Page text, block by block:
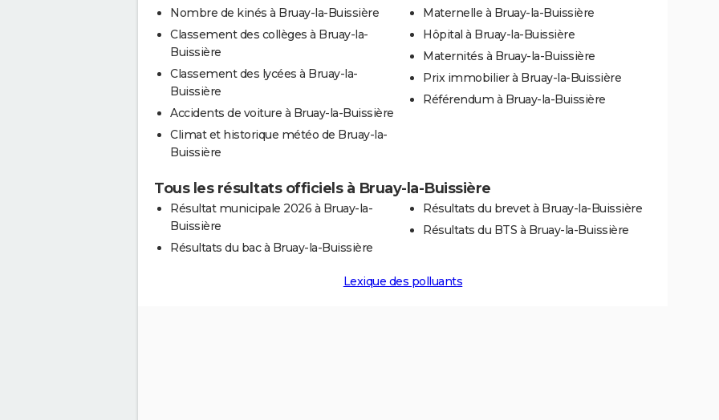
Nombre de kinés à Bruay-la-Buissière
Classement des collèges à Bruay-la-
Buissière
Classement des lycées à Bruay-la-
Buissière
Accidents de voiture à Bruay-la-Buissière
Climat et historique météo de Bruay-la-
Buissière
Maternelle à Bruay-la-Buissière
Hôpital à Bruay-la-Buissière
Maternités à Bruay-la-Buissière
Prix immobilier à Bruay-la-Buissière
Référendum à Bruay-la-Buissière
Tous les résultats officiels à Bruay-la-Buissière
Résultat municipale 2026 à Bruay-la-
Buissière
Résultats du bac à Bruay-la-Buissière
Résultats du brevet à Bruay-la-Buissière
Résultats du BTS à Bruay-la-Buissière
Lexique des polluants